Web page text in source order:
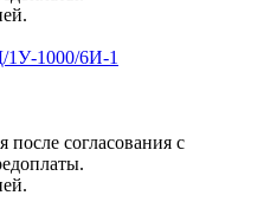
1000/6И-1
согласования с